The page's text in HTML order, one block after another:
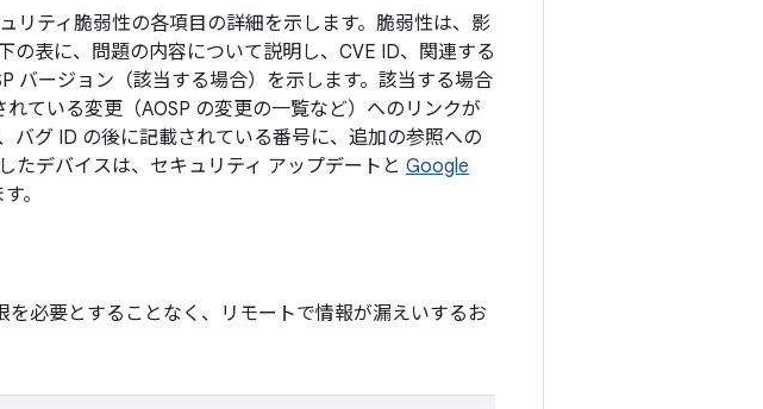
ティ脆弱性の各項目の詳細を示します。脆弱性は、影
表に、問題の内容について説明し、CVE ID、関連する
バージョン（該当する場合）を示します。該当する場合
ている変更（AOSP の変更の一覧など）へのリンクが
バグ ID の後に記載されている番号に、追加の参照への
たデバイスは、セキュリティ アップデートと Google
。
必要とすることなく、リモートで情報が漏えいするお